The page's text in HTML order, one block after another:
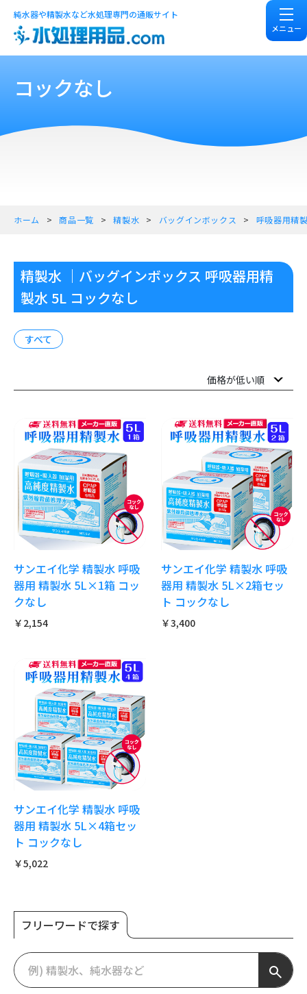
純水器や精製水など水処理専門の通販サイト
メニュー
コックなし
ホーム 商品一覧 精製水 バッグインボックス 呼吸器用精
精製水 ｜バッグインボックス 呼吸器用精
製水 5L コックなし
すべて
サンエイ化学 精製水 呼吸
器用 精製水 5L×1箱 コッ
クなし
￥2,154
サンエイ化学 精製水 呼吸
器用 精製水 5L×2箱セッ
ト コックなし
￥3,400
サンエイ化学 精製水 呼吸
器用 精製水 5L×4箱セッ
ト コックなし
￥5,022
フリーワードで探す